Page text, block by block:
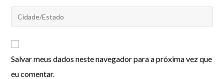
Salvar meus dados neste navegador para a próxima vez que
eu comentar.